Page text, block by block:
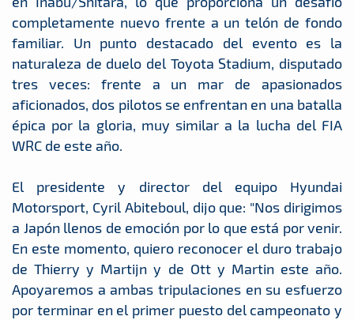
completamente nuevo frente a un telón de fondo
familiar. Un punto destacado del evento es la
naturaleza de duelo del Toyota Stadium, disputado
tres veces: frente a un mar de apasionados
aficionados, dos pilotos se enfrentan en una batalla
épica por la gloria, muy similar a la lucha del FIA
WRC de este año.
El presidente y director del equipo Hyundai
Motorsport, Cyril Abiteboul, dijo que: "Nos dirigimos
a Japón llenos de emoción por lo que está por venir.
En este momento, quiero reconocer el duro trabajo
de Thierry y Martijn y de Ott y Martin este año.
Apoyaremos a ambas tripulaciones en su esfuerzo
por terminar en el primer puesto del campeonato y